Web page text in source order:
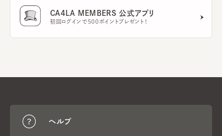
CA4LA MEMBERS 公式アプリ
初回ログインで500ポイントプレゼント！
ヘルプ